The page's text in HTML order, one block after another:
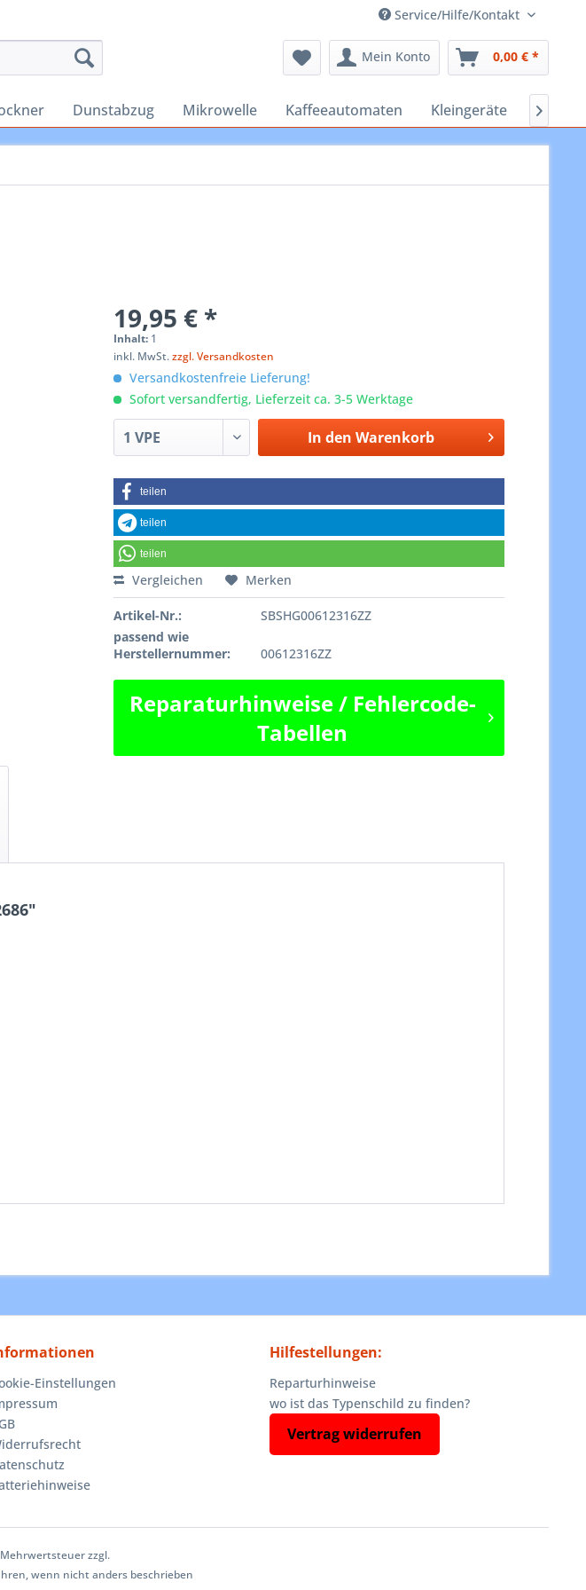
Service/Hilfe/Kontakt
Mein Konto 0,00 € *
Dunstabzug Mikrowelle Kaffeeautomaten Kleingeräte 
19,95 € *
Inhalt: 1
inkl. MwSt.zzgl. Versandkosten
Versandkostenfreie Lieferung!
Sofort versandfertig, Lieferzeit ca. 3-5 Werktage
In den Warenkorb
teilen
teilen
teilen
Vergleichen Merken
Artikel-Nr.:
SBSHG00612316ZZ
passend wie
Herstellernummer:
00612316ZZ
Reparaturhinweise / Fehlercode-
Tabellen
Einstellungen
Hilfestellungen:
Reparturhinweise
wo ist das Typenschild zu finden?
Vertrag widerrufen
zzgl.
wenn nicht anders beschrieben